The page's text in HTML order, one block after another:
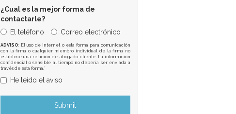
¿Cual es la mejor forma de
contactarle?
El teléfono
Correo electrónico
ADVISO: El uso de Internet o esta forma para comunicación
con la firma o cualquier miembro individual de la firma no
establece una relación de abogado-cliente. La información
confidencial o sensible al tiempo no debería ser enviada a
través de esta forma.*
He leído el aviso